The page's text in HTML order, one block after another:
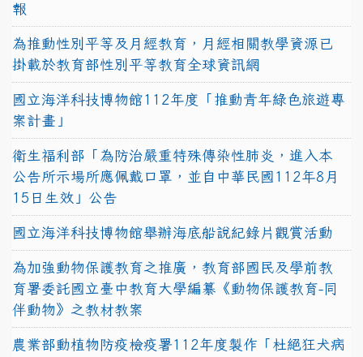
報
為推動性別平等及月經教育，月經相關教學資源已
掛載於教育部性別平等教育全球資訊網
國立海洋科技博物館112年度「推動青年綠色旅遊專
案計畫」
衛生福利部「為防治嚴重特殊傳染性肺炎，進入本
公告所示場所應佩戴口罩，並自中華民國112年8月
15日生效」公告
國立海洋科技博物館舉辦海底船說紀錄片觀賞活動
為加強動物保護教育之推廣，教育部國民及學前教
育署委託國立臺中教育大學編纂《動物保護教育-同
伴動物》之教材教案
農業部動植物防疫檢疫署112年度製作「杜絕狂犬病